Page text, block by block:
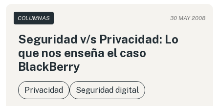
COLUMNAS 30 MAY 2008
Seguridad v/s Privacidad: Lo
que nos enseña el caso
BlackBerry
Privacidad Seguridad digital